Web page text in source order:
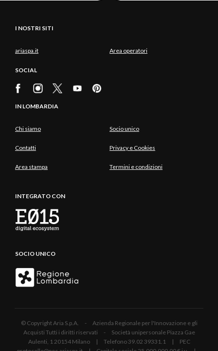
I NOSTRI SITI
ariaspa.it Area operatori
SOCIAL
IN LOMBARDIA
Chi siamo Socio unico
Contatti Privacy e Cookies
Area stampa Termini e condizioni
INTEGRATO CON
SOCIO UNICO
© Copyright Aria S.p.A. - Azienda Regionale per l'Innovazione e gli
Acquisti Tutti i diritti riservati - Società unipersonale Piazza Gae
Aulenti, 1 20154 Milano | Telefono 39.02 39331.1 | PEC